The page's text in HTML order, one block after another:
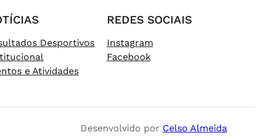
Desportivos
e Atividades
REDES SOCIAIS
Instagram
Facebook
Desenvolvido por Celso Almeida